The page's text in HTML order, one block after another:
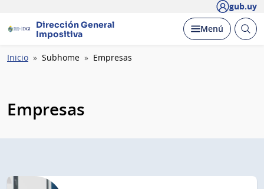
gub.uy
Dirección General
Impositiva
Desplegar
Menú Abrir
Ruta
Inicio Subhome Empresas
Empresas